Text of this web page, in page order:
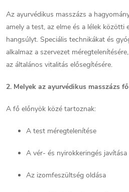
Az ayurvédikus masszázs a
amely a test, az elme és a lélek közötti
hangsúlyt. Speciális technikákat és
alkalmaz a szervezet
az általános vitalitás elősegítésére.
2. Melyek az ayurvédikus masszázs
A fő előnyök közé tartoznak:
A test méregtelenítése
A vér- és nyirokkeringés javítása
Az izomfeszültség oldása